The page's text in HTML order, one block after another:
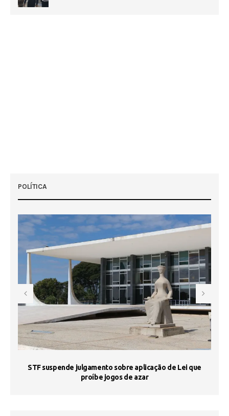
POLÍTICA
STF suspende julgamento sobre aplicação de Lei que
proíbe jogos de azar